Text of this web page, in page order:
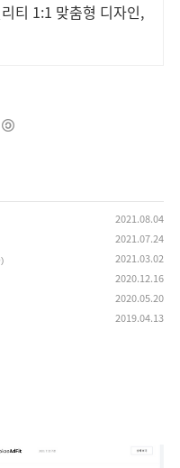
티 1:1 맞춤형 디자인,
2021.08.04
2021.07.24
2021.03.02
2020.12.16
2020.05.20
2019.04.13